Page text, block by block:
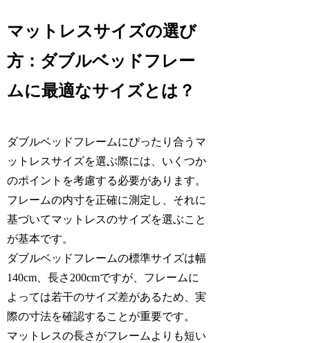
マットレスサイズの選び
方：ダブルベッドフレー
ムに最適なサイズとは？
ダブルベッドフレームにぴったり合うマ
ットレスサイズを選ぶ際には、いくつか
のポイントを考慮する必要があります。
フレームの内寸を正確に測定し、それに
基づいてマットレスのサイズを選ぶこと
が基本です。
ダブルベッドフレームの標準サイズは幅
140cm、長さ200cmですが、フレームに
よっては若干のサイズ差があるため、実
際の寸法を確認することが重要です。
マットレスの長さがフレームよりも短い